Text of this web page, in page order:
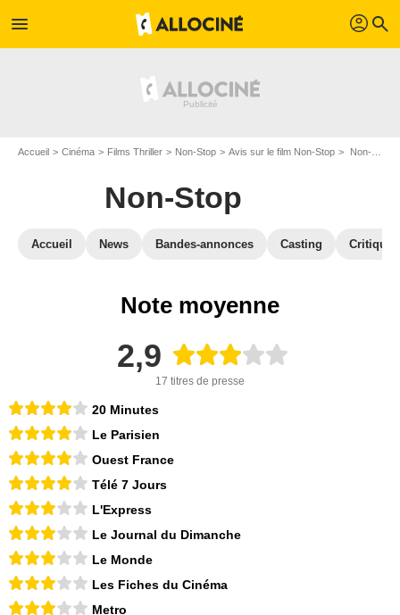
menu profil search
Accueil Cinéma Films Thriller Non-Stop Avis sur le film Non-Stop Non-Stop : Critique presse
Non-Stop
Accueil News Bandes-annonces Casting
Note moyenne
2,9
17 titres de presse
20 Minutes
Le Parisien
Ouest France
Télé 7 Jours
L'Express
Le Journal du Dimanche
Le Monde
Les Fiches du Cinéma
Metro